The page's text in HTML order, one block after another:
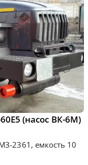
(насос ВК-6М)
2361, емкость 10